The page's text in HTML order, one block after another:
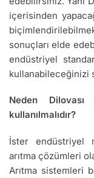
içerisinden
sonuçları elde
endüstriyel
kullanabileceğinizi
Neden
kullanılmalıdır?
İster endüstriyel
arıtma çözümleri
Arıtma sistemleri